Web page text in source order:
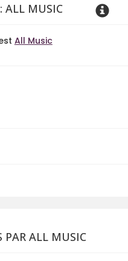
ALL MUSIC
All Music
PAR ALL MUSIC